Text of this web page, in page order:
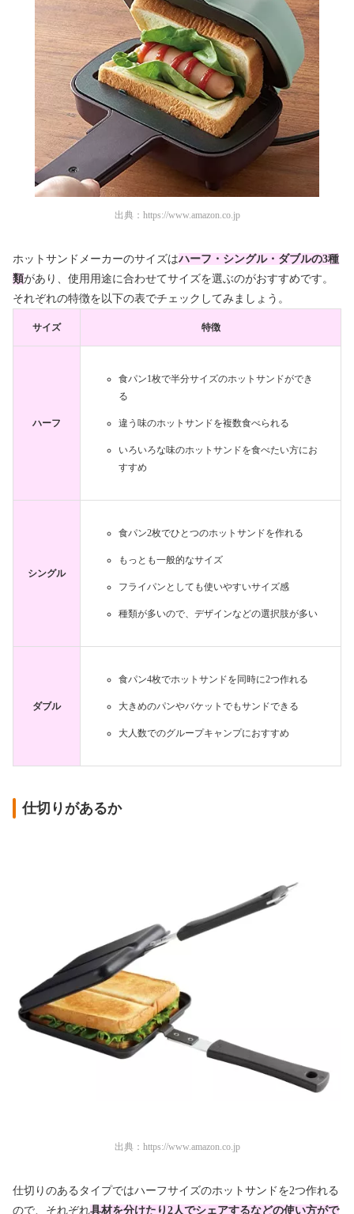
出典： https://www.amazon.co.jp
ホットサンドメーカーのサイズはハーフ・シングル・ダブルの3種
類があり、使用用途に合わせてサイズを選ぶのがおすすめです。
それぞれの特徴を以下の表でチェックしてみましょう。
サイズ 特徴
ハーフ
食パン1枚で半分サイズのホットサンドができ
る
違う味のホットサンドを複数食べられる
いろいろな味のホットサンドを食べたい方にお
すすめ
シングル
食パン2枚でひとつのホットサンドを作れる
もっとも一般的なサイズ
フライパンとしても使いやすいサイズ感
種類が多いので、デザインなどの選択肢が多い
ダブル
食パン4枚でホットサンドを同時に2つ作れる
大きめのパンやバケットでもサンドできる
大人数でのグループキャンプにおすすめ
仕切りがあるか
出典： https://www.amazon.co.jp
仕切りのあるタイプではハーフサイズのホットサンドを2つ作れる
ので、それぞれ具材を分けたり2人でシェアするなどの使い方がで